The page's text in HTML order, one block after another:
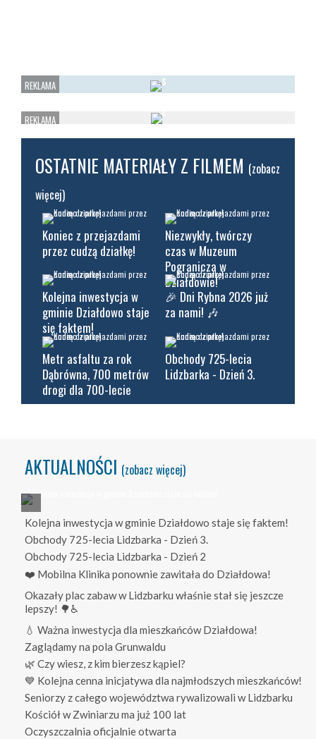
OSTATNIE MATERIAŁY Z FILMEM (zobacz
więcej)
Koniec z przejazdami
przez cudzą działkę!
Niezwykły, twórczy
czas w Muzeum
Pogranicza w
Działdowie!
Kolejna inwestycja w
gminie Działdowo staje
się faktem!
🎉 Dni Rybna 2026 już
za nami! 🎶
Metr asfaltu za rok
Dąbrówna, 700 metrów
drogi dla 700-lecie
Obchody 725-lecia
Lidzbarka - Dzień 3.
AKTUALNOŚCI (zobacz więcej)
Kolejna inwestycja w gminie Działdowo staje się faktem!
Obchody 725-lecia Lidzbarka - Dzień 3.
Obchody 725-lecia Lidzbarka - Dzień 2
❤️ Mobilna Klinika ponownie zawitała do Działdowa!
Okazały plac zabaw w Lidzbarku właśnie stał się jeszcze
lepszy! 🌳♿
💧 Ważna inwestycja dla mieszkańców Działdowa!
Zaglądamy na pola Grunwaldu
🌿 Czy wiesz, z kim bierzesz kąpiel?
💙 Kolejna cenna inicjatywa dla najmłodszych mieszkańców!
Seniorzy z całego województwa rywalizowali w Lidzbarku
Kościół w Zwiniarzu ma już 100 lat
Oczyszczalnia oficjalnie otwarta